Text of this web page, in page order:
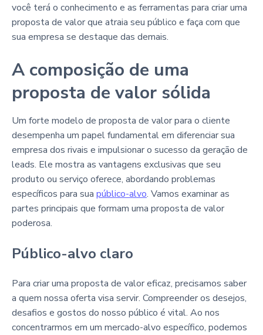
você terá o conhecimento e as ferramentas para criar uma
proposta de valor que atraia seu público e faça com que
sua empresa se destaque das demais.
A composição de uma
proposta de valor sólida
Um forte modelo de proposta de valor para o cliente
desempenha um papel fundamental em diferenciar sua
empresa dos rivais e impulsionar o sucesso da geração de
leads. Ele mostra as vantagens exclusivas que seu
produto ou serviço oferece, abordando problemas
específicos para sua público-alvo. Vamos examinar as
partes principais que formam uma proposta de valor
poderosa.
Público-alvo claro
Para criar uma proposta de valor eficaz, precisamos saber
a quem nossa oferta visa servir. Compreender os desejos,
desafios e gostos do nosso público é vital. Ao nos
concentrarmos em um mercado-alvo específico, podemos